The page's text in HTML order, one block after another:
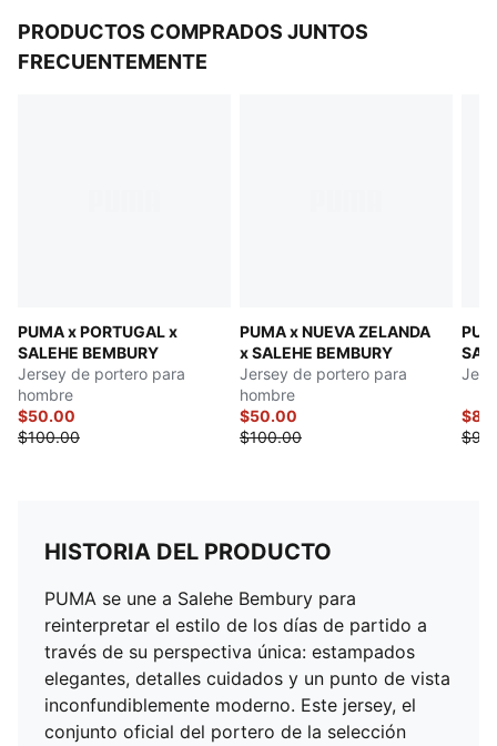
PRODUCTOS COMPRADOS JUNTOS
FRECUENTEMENTE
PUMA x PORTUGAL x
SALEHE BEMBURY
Jersey de portero para
hombre
$50.00
$100.00
PUMA x NUEVA ZELANDA
x SALEHE BEMBURY
Jersey de portero para
hombre
$50.00
$100.00
HISTORIA DEL PRODUCTO
PUMA se une a Salehe Bembury para
reinterpretar el estilo de los días de partido a
través de su perspectiva única: estampados
elegantes, detalles cuidados y un punto de vista
inconfundiblemente moderno. Este jersey, el
conjunto oficial del portero de la selección